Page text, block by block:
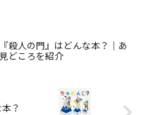
殺人の門』はどんな本？｜あ
どころを紹介
？